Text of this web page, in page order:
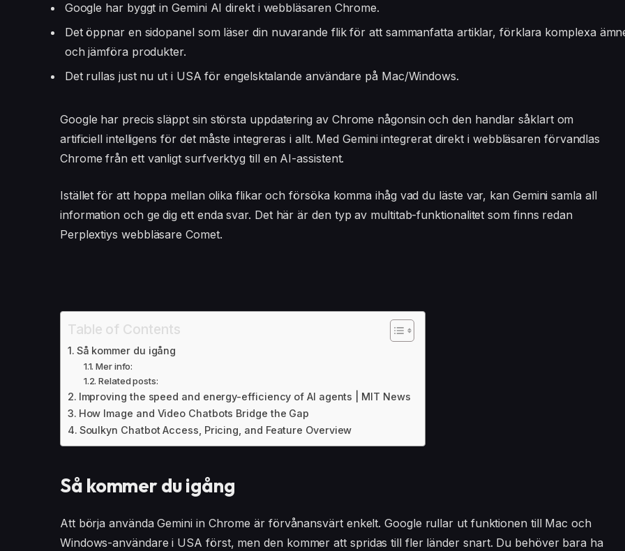
Google har byggt in Gemini AI direkt i webbläsaren Chrome.
Det öppnar en sidopanel som läser din nuvarande flik för att sammanfatta artiklar, förklara komplexa
och jämföra produkter.
Det rullas just nu ut i USA för engelsktalande användare på Mac/Windows.
Google har precis släppt sin största uppdatering av Chrome någonsin och den handlar såklart om
artificiell intelligens för det måste integreras i allt. Med Gemini integrerat direkt i webbläsaren förvandlas
Chrome från ett vanligt surfverktyg till en AI-assistent.
Istället för att hoppa mellan olika flikar och försöka komma ihåg vad du läste var, kan Gemini samla all
information och ge dig ett enda svar. Det här är den typ av multitab-funktionalitet som finns redan
Perplextiys webbläsare Comet.
Table of Contents
Så kommer du igång
Mer info:
Related posts:
Improving the speed and energy-efficiency of AI agents | MIT News
How Image and Video Chatbots Bridge the Gap
Soulkyn Chatbot Access, Pricing, and Feature Overview
Så kommer du igång
Att börja använda Gemini in Chrome är förvånansvärt enkelt. Google rullar ut funktionen till Mac och
Windows-användare i USA först, men den kommer att spridas till fler länder snart. Du behöver bara ha